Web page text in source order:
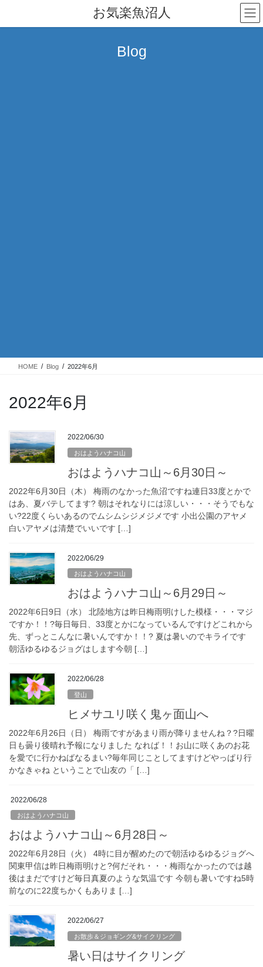
テ
ゲ
お気楽魚沼人
Blog
HOME Blog 2022年6月
2022年6月
2022/06/30
おはようハナコ山
おはようハナコ山～6月30日～
2022年6月30日（木） 梅雨のなかった魚沼ですね連日33度とかで
はあ、夏バテしてます? 朝はそれなりには涼しい・・・そうでもな
い?22度くらいあるのでムシムシジメジメです 小出公園のアヤメ
白いアヤメは清楚でいいです […]
2022/06/29
おはようハナコ山
おはようハナコ山～6月29日～
2022年6日9日（水） 北陸地方は昨日梅雨明けした模様・・・マジ
ですか！！?毎日毎日、33度とかになっているんですけどこれから
先、ずっとこんなに暑いんですか！！? 夏は暑いのでキライです
朝活ゆるゆるジョグはします今朝 […]
2022/06/28
登山
ヒメサユリ咲く鬼ヶ面山へ
2022年6月26日（日） 梅雨ですがあまり雨が降りませんね？?日曜
日も曇り後晴れ予報になりました なれば！！お山に咲くあのお花
を愛でに行かねばなるまい?毎年同じことしてますけどやっぱり行
かなきゃね ということで山友の「 […]
2022/06/28
おはようハナコ山
おはようハナコ山～6月28日～
2022年6月28日（火） 4時に目が醒めたので朝活ゆるゆるジョグへ
関東甲信は昨日梅雨明けと?何だそれ・・・梅雨なかったのでは越
後はまだですけど毎日真夏のような気温です 今朝も暑いですね5時
前なのに22度ちかくもありま […]
2022/06/27
お散歩＆ジョギング&サイクリング
暑い日はサイクリング